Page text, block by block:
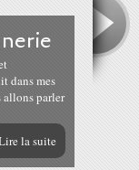
dans mes
allons parler
la suite